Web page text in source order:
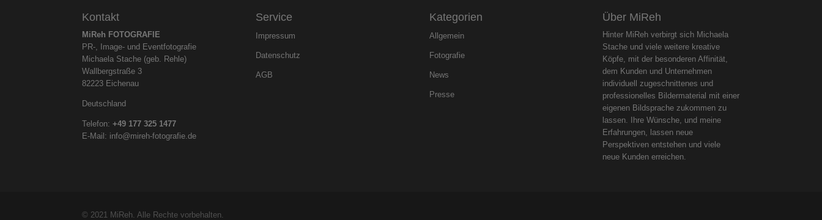
Kontakt
MiReh FOTOGRAFIE
PR-, Image- und Eventfotografie
Michaela Stache (geb. Rehle)
Wallbergstraße 3
82223 Eichenau
Deutschland
Telefon:+49 177 325 1477
E-Mail: info@mireh-fotografie.de
Service
Impressum
Datenschutz
AGB
Kategorien
Allgemein
Fotografie
News
Presse
Über MiReh
Hinter MiReh verbirgt sich Michaela
Stache und viele weitere kreative
Köpfe, mit der besonderen Affinität,
dem Kunden und Unternehmen
individuell zugeschnittenes und
professionelles Bildermaterial mit einer
eigenen Bildsprache zukommen zu
lassen. Ihre Wünsche, und meine
Erfahrungen, lassen neue
Perspektiven entstehen und viele
neue Kunden erreichen.
© 2021 MiReh. Alle Rechte vorbehalten.